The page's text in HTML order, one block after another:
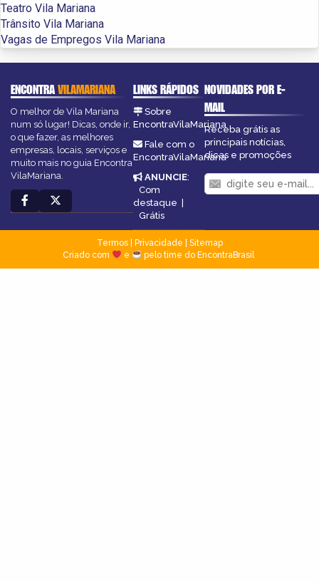
Teatro Vila Mariana
Trânsito Vila Mariana
Vagas de Empregos Vila Mariana
ENCONTRAVILAMARIANA
O melhor de Vila Mariana
num só lugar! Dicas, onde ir,
o que fazer, as melhores
empresas, locais, serviços e
muito mais no guia Encontra
VilaMariana.
LINKS RÁPIDOS
Sobre
EncontraVilaMariana
Fale com o
EncontraVilaMariana
ANUNCIE:
Com
destaque |
Grátis
NOVIDADES POR E-
MAIL
Receba grátis as
principais notícias,
dicas e promoções
Termos| Privacidade
Sitemap
Criado com
e pelo time do EncontraBrasil